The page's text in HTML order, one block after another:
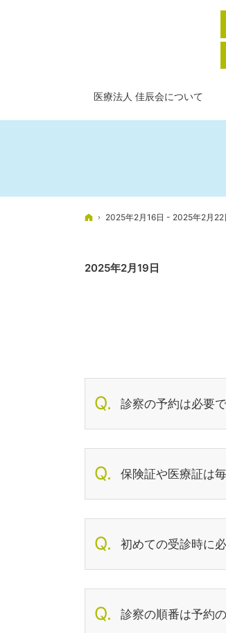
ホーム
2025年2月16日 - 2025年2月22
2025年2月19日
診察の予約は必要
保険証や医療証は
初めての受診時に
診察の順番は予約
医療法人 佳辰会について